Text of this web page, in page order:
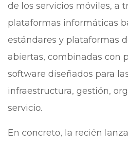
de los servicios móviles, a
plataformas informáticas
estándares y plataformas
abiertas, combinadas con
software diseñados para
infraestructura, gestión,
servicio.
En concreto, la recién